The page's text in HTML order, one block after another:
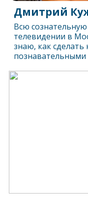
Дмитрий
Всю
телевидении в
знаю, как сделать
познавательными